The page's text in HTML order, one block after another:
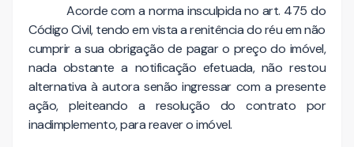
Acorde com a norma insculpida no art. 475 do
Código Civil, tendo em vista a renitência do réu em não
cumprir a sua obrigação de pagar o preço do imóvel,
nada obstante a notificação efetuada, não restou
alternativa à autora senão ingressar com a presente
ação, pleiteando a resolução do contrato por
inadimplemento, para reaver o imóvel.